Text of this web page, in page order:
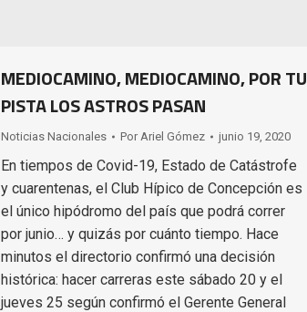
MEDIOCAMINO, MEDIOCAMINO, POR TU
PISTA LOS ASTROS PASAN
Noticias Nacionales Por Ariel Gómez junio 19, 2020
En tiempos de Covid-19, Estado de Catástrofe
y cuarentenas, el Club Hípico de Concepción es
el único hipódromo del país que podrá correr
por junio… y quizás por cuánto tiempo. Hace
minutos el directorio confirmó una decisión
histórica: hacer carreras este sábado 20 y el
jueves 25 según confirmó el Gerente General